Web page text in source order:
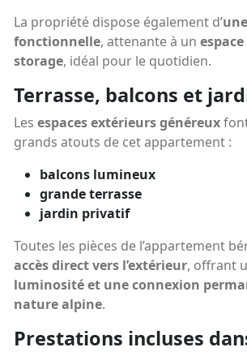
La propriété dispose également d’
fonctionnelle, attenante à un
storage, idéal pour le quotidien.
Terrasse, balcons et
Les espaces extérieurs généreux
grands atouts de cet appartement :
balcons lumineux
grande terrasse
jardin privatif
Toutes les pièces de l’appartement
accès direct vers l’extérieur, offrant
luminosité et une connexion
nature alpine.
Prestations incluses